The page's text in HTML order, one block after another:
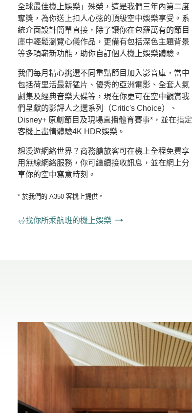
全球最佳機上娛樂」殊榮，這是我們三年內第二度
奪獎，為你送上扣人心弦的頂級空中娛樂享受。系
統介面設計簡單直接，除了讓你在包羅萬有的節目
庫中輕鬆瀏覽心儀作品，更備有包括深色主題背景
等多項嶄新功能，助你自訂個人機上娛樂體驗。
我們每月精心挑選不同重點節目加入影音庫，當中
包括荷里活最新猛片、優秀的亞洲電影、全套人氣
劇集及經典音樂大碟等，現在你更可在空中觀賞我
們呈獻的影評人之選系列（Critic's Choice）、
Disney+ 原創節目及現場直播體育賽事*，並在指定
客機上盡情體驗4K HDR娛樂。
想漫遊網絡世界？商務艙旅客可在機上全程免費享
用無線網絡服務，你可繼續接收訊息，並在網上分
享你的空中寫意時刻。
* 於我們的 A350 客機上提供。
尋找你所乘航班的機上娛樂